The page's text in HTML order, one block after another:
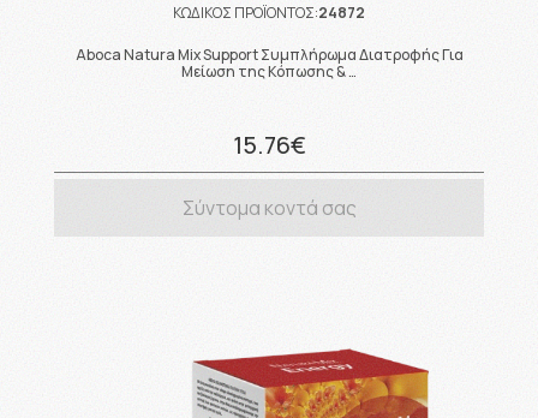
ΚΩΔΙΚΟΣ ΠΡΟΪΟΝΤΟΣ:24872
Aboca Natura Mix Support Συμπλήρωμα Διατροφής Για
Μείωση της Κόπωσης & …
15.76€
Σύντομα κοντά σας